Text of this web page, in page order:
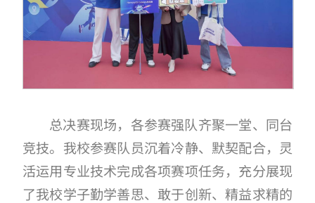
总决赛现场，各参赛强队齐聚一堂、同台
竞技。我校参赛队员沉着冷静、默契配合，灵
活运用专业技术完成各项赛项任务，充分展现
了我校学子勤学善思、敢于创新、精益求精的